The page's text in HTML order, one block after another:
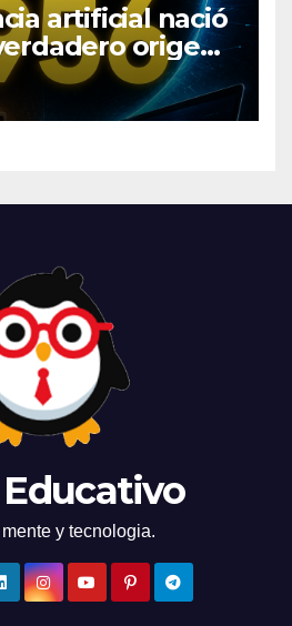
artificial nació
origen
cambió el
y tecnologia.